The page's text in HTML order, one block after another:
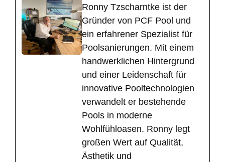
Ronny Tzscharntke ist der
Gründer von PCF Pool und
ein erfahrener Spezialist für
Poolsanierungen. Mit einem
handwerklichen Hintergrund
und einer Leidenschaft für
innovative Pooltechnologien
verwandelt er bestehende
Pools in moderne
Wohlfühloasen. Ronny legt
großen Wert auf Qualität,
Ästhetik und